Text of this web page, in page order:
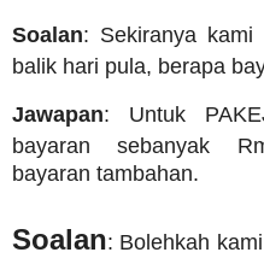
Soalan: Sekiranya kami
balik hari pula, berapa
Jawapan: Untuk
bayaran sebanyak
bayaran tambahan.
Soalan: Bolehkah